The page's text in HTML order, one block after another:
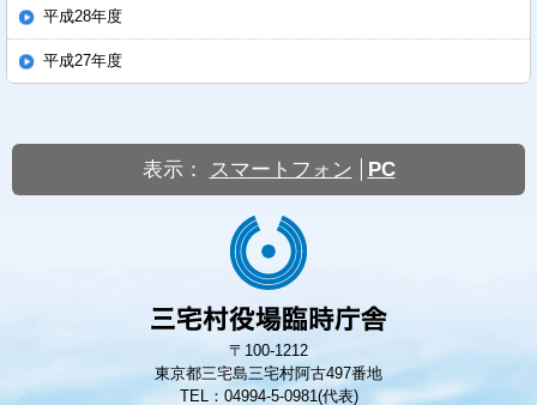
平成28年度
平成27年度
表示： スマートフォン PC
〒100-1212
東京都三宅島三宅村阿古497番地
TEL：04994-5-0981(代表)